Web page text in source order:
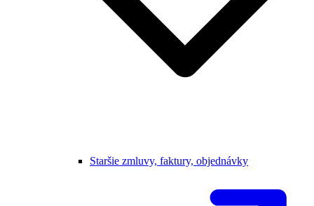
Staršie zmluvy, faktury, objednávky